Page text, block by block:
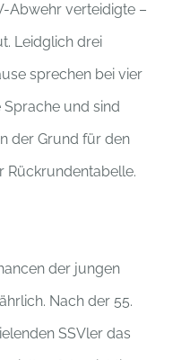
Abwehr verteidigte –
Leidglich drei
sprechen bei vier
und sind
der Grund für den
Rückrundentabelle.
der jungen
Nach der 55.
SSVler das